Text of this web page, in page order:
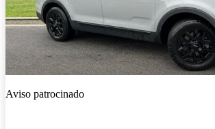
Aviso patrocinado